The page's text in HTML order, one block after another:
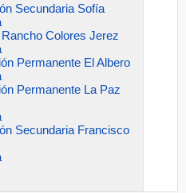
Secundaria Sofía
Colores Jerez
Permanente El Albero
Permanente La Paz
Secundaria Francisco